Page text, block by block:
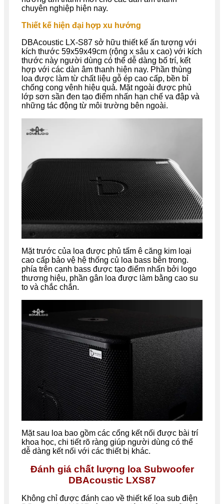
chuyên nghiệp hiện nay.
Thiết kế hiện đại hợp xu hướng
DBAcoustic LX-S87 sở hữu thiết kế ấn tượng với
kích thước 59x59x49cm (rộng x sâu x cao) với kích
thước này người dùng có thể dễ dàng bố trí, kết
hợp với các dàn âm thanh hiện nay. Phần thùng
loa được làm từ chất liệu gỗ ép cao cấp, bền bỉ
chống cong vênh hiệu quả. Mặt ngoài được phủ
lớp sơn sần đen tạo điểm nhấn hạn chế va đập và
những tác động từ môi trường bên ngoài.
Mặt trước của loa được phủ tấm ê căng kim loại
cao cấp bảo vệ hệ thống củ loa bass bên trong.
phía trên cạnh bass được tạo điểm nhấn bởi logo
thương hiệu, phần gân loa được làm bằng cao su
to và chắc chắn.
Mặt sau loa bao gồm các cổng kết nối được bài trí
khoa học, chi tiết rõ ràng giúp người dùng có thể
dễ dàng kết nối với các thiết bị khác.
Đánh giá chất lượng loa Subwoofer
DBAcoustic LXS87
Không chỉ được đánh cao về thiết kế loa sub điện